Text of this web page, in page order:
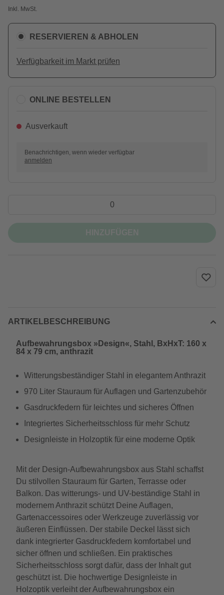
Inkl. MwSt.
RESERVIEREN & ABHOLEN
Verfügbarkeit im Markt prüfen
ONLINE BESTELLEN
Ausverkauft
Benachrichtigen, wenn wieder verfügbar
anmelden
ARTIKELBESCHREIBUNG
Aufbewahrungsbox »Design«, Stahl, BxHxT: 160 x
84 x 79 cm, anthrazit
Witterungsbeständiger Stahl in elegantem Anthrazit
970 Liter Stauraum für Auflagen und Gartenzubehör
Gasdruckfedern für leichtes und sicheres Öffnen
Integriertes Sicherheitsschloss für mehr Schutz
Designleiste in Holzoptik für eine moderne Optik
Mit der Design-Aufbewahrungsbox aus Stahl schaffst
Du stilvollen Stauraum für Garten, Terrasse oder
Balkon. Das witterungs- und UV-beständige Stahl in
modernem Anthrazit schützt Deine Auflagen,
Gartenaccessoires oder Werkzeuge zuverlässig vor
äußeren Einflüssen. Der stabile Deckel lässt sich
dank integrierter Gasdruckfedern komfortabel und
sicher öffnen und schließen. Ein praktisches
Sicherheitsschloss sorgt dafür, dass der Inhalt gut
geschützt ist. Die hochwertige Designleiste in
Holzoptik verleiht der Aufbewahrungsbox ein